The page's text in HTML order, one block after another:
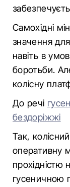
Самохідні
значення
навіть в
боротьби.
колісну
До речі
бездоріжжі
Так,
оперативну
прохідністю
гусеничною